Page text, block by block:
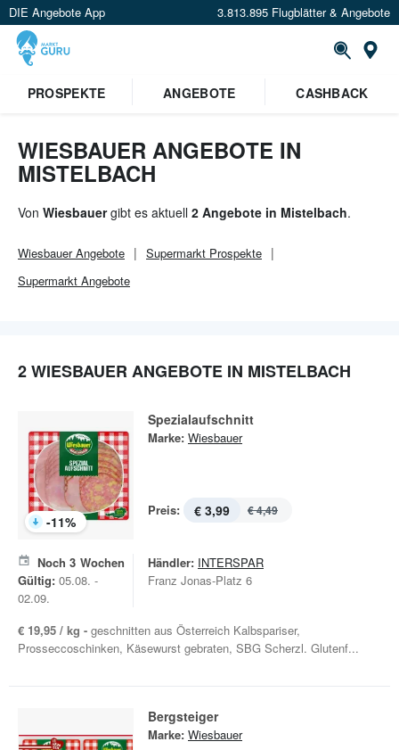
DIE Angebote App 3.813.895 Flugblätter & Angebote
Standort festlegen
PROSPEKTE ANGEBOTE CASHBACK
WIESBAUER ANGEBOTE IN
MISTELBACH
Von Wiesbauergibt es aktuell 2 Angebote in Mistelbach.
WiesbauerAngebote Supermarkt Prospekte
Supermarkt Angebote
2 WIESBAUER ANGEBOTE IN MISTELBACH
-11%
Spezialaufschnitt
Marke: Wiesbauer
Preis: € 3,99 € 4,49
Noch 3 Wochen
Gültig: 05.08. -
02.09.
Händler: INTERSPAR
Franz Jonas-Platz 6
€ 19,95 / kg - geschnitten aus Österreich Kalbspariser,
Prosseccoschinken, Käsewurst gebraten, SBG Scherzl. Glutenf...
Bergsteiger
Marke: Wiesbauer